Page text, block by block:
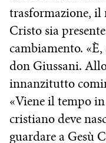
trasformazione, il
Cristo sia
cambiamento. «È,
don Giussani.
innanzitutto
«Viene il tempo
cristiano deve
guardare a Gesù